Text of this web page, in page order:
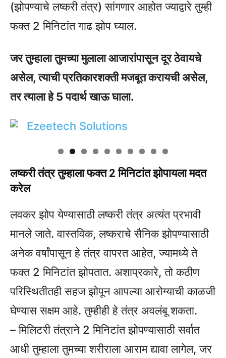
(झोपण्याचे लष्करी तंत्र) सांगणार आहोत ज्याद्वारे तुम्ही
फक्त 2 मिनिटांत गाढ झोप घ्याल.
जर तुम्हाला तुमच्या मुलाला आजारांपासून दूर ठेवायचे
असेल, त्याची प्रतिकारशक्ती मजबूत करायची असेल,
तर त्याला हे 5 पदार्थ खाऊ घाला.
लष्करी तंत्र तुम्हाला फक्त 2 मिनिटांत झोपायला मदत
करेल
लवकर झोप येण्यासाठी लष्करी तंत्र अत्यंत प्रभावी
मानले जाते. वास्तविक, लष्कराचे सैनिक झोपण्यासाठी
अनेक वर्षांपासून हे तंत्र वापरत आहेत, ज्यामध्ये ते
फक्त 2 मिनिटांत झोपतात. अशाप्रकारे, तो कठीण
परिस्थितीतही सहज झोपून आपल्या आरोग्याची काळजी
घेण्यास सक्षम आहे. तुम्हीही हे तंत्र अवलंबू शकता.
– मिलिटरी तंत्राने 2 मिनिटांत झोपण्यासाठी सर्वात
आधी तुम्हाला तुमच्या शरीराला आराम द्यावा लागेल, जर